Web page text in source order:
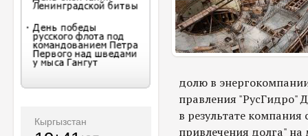
Кыргызстан
долю в
правления "РусГидро"
в результате компания
привлечения долга" на